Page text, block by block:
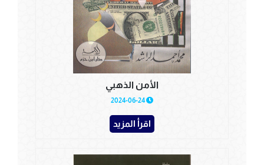
الأمن الذهبي
2024-06-24
اقرأ المزيد